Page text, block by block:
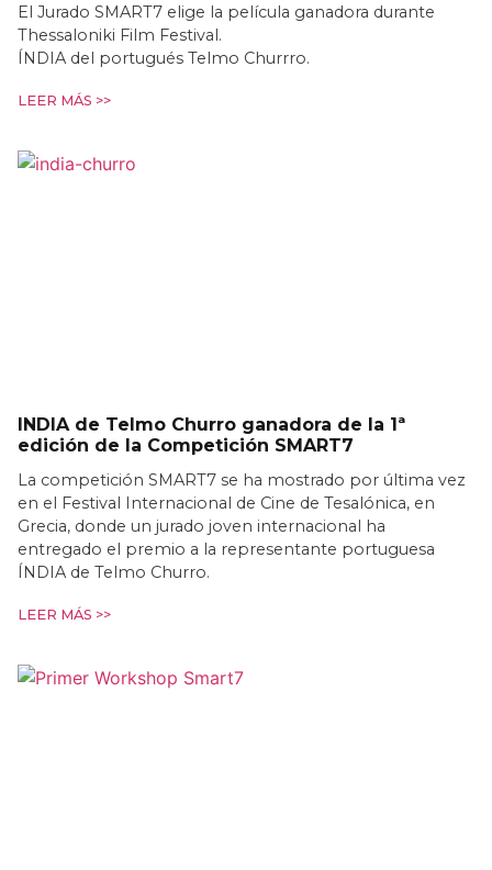
El Jurado SMART7 elige la película ganadora durante
Thessaloniki Film Festival.
ÍNDIA del portugués Telmo Churrro.
LEER MÁS >>
INDIA de Telmo Churro ganadora de la 1ª
edición de la Competición SMART7
La competición SMART7 se ha mostrado por última vez
en el Festival Internacional de Cine de Tesalónica, en
Grecia, donde un jurado joven internacional ha
entregado el premio a la representante portuguesa
ÍNDIA de Telmo Churro.
LEER MÁS >>